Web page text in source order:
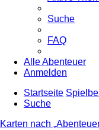
Suche
FAQ
Alle Abenteuer
Anmelden
Startseite
Suche
Karten nach